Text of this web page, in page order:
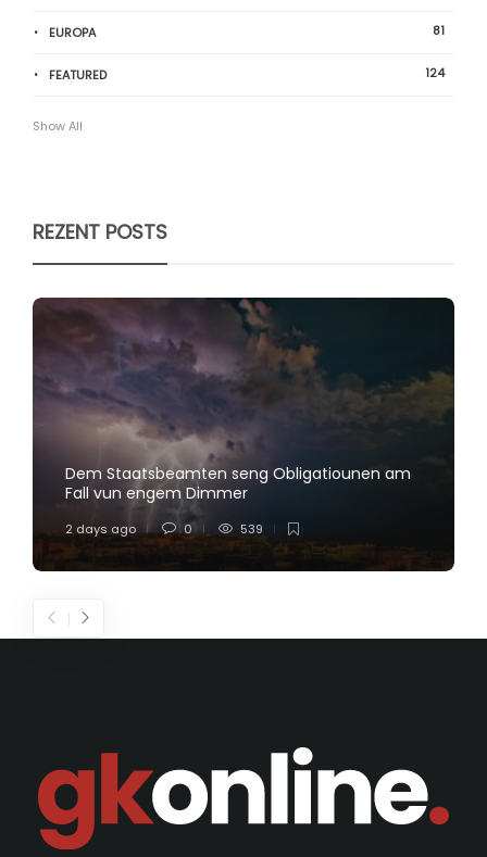
EUROPA 81
FEATURED 124
Show All
REZENT POSTS
Dem Staatsbeamten seng Obligatiounen am
Fall vun engem Dimmer
2 days ago 0 539